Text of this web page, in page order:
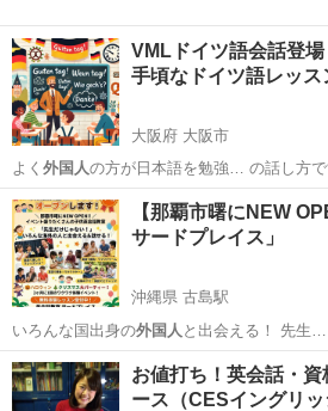
VMLドイツ語会話登
手頃なドイツ語レッ
大阪府 大阪市
よく 外国人の方が日本語を勉強… の話し方で
を上手に話… りますがそのことも外国人は
大阪 大阪市 その他語学 VML
【那覇市曙にNEW
サードプレイス」
沖縄県 古島駅
いろんな国出身の外国人 と出会える！ 先生
人ゲストと触れ合えま…
沖縄 那覇市 古島駅 英会話
お値打ち！英会話・
ース（CESイングリッ